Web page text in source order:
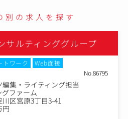
別の求人を探す
サルティンググループ
トワーク
Web面接
No.86795
集・ライティング担当
ファーム
区宮原3丁目3-41
円